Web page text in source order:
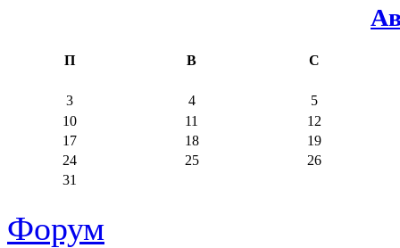
П В С
3 4
5
10
11
12
17
18
19
24
25
26
31
Форум